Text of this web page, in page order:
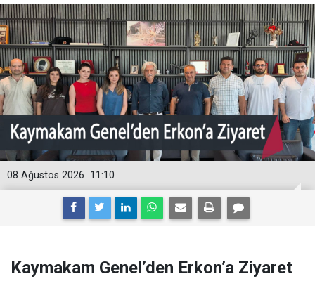
11:10
08 Ağustos 2026
Kaymakam Genel’den Erkon’a Ziyaret